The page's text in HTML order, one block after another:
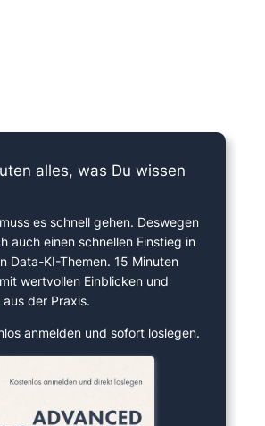
alles, was Du wissen
es schnell gehen. Deswegen
auch einen schnellen Einstieg in
Data-KI-Themen. 15 Minuten
wertvollen Einblicken und
der Praxis.
anmelden und sofort loslegen.